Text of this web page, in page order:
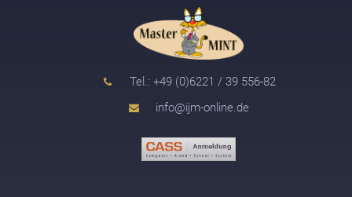
Tel.: +49 (0)6221 / 39 556-82
info@ijm-online.de